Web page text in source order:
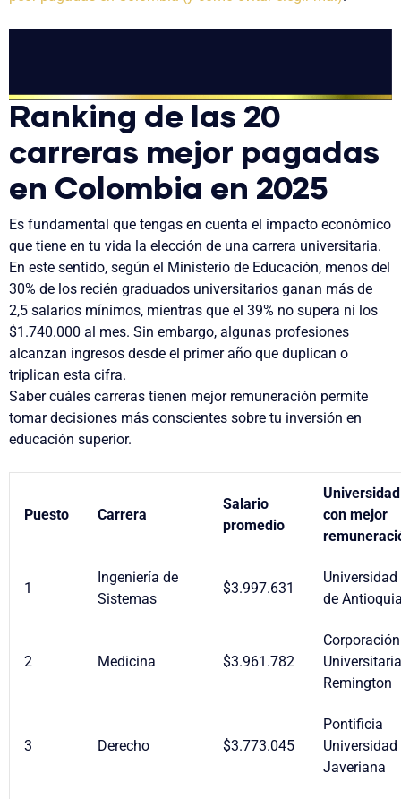
Ranking de las 20
carreras mejor pagadas
en Colombia en 2025
Es fundamental que tengas en cuenta el impacto económico
que tiene en tu vida la elección de una carrera universitaria.
En este sentido, según el Ministerio de Educación, menos del
30% de los recién graduados universitarios ganan más de
2,5 salarios mínimos, mientras que el 39% no supera ni los
$1.740.000 al mes. Sin embargo, algunas profesiones
alcanzan ingresos desde el primer año que duplican o
triplican esta cifra.
Saber cuáles carreras tienen mejor remuneración permite
tomar decisiones más conscientes sobre tu inversión en
educación superior.
Puesto Carrera
Salario
promedio
Universidad
con mejor
1
Ingeniería de
Sistemas
$3.997.631
Universidad
de
2 Medicina $3.961.782
Corporación
Universitaria
Remington
3 Derecho $3.773.045
Pontificia
Universidad
Javeriana